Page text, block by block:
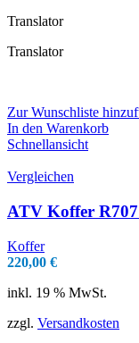
Translator
Translator
Zur Wunschliste
In den Warenkorb
Schnellansicht
Vergleichen
ATV Koffer
Koffer
220,00 €
inkl. 19 % MwSt.
zzgl. Versandkosten